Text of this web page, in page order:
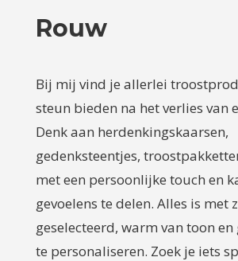
Rouw
Bij mij vind je allerlei
steun bieden na het verlies van
Denk aan herdenkingskaarsen,
gedenksteentjes,
met een persoonlijke touch en
gevoelens te delen. Alles is met
geselecteerd, warm van toon
te personaliseren. Zoek je iets